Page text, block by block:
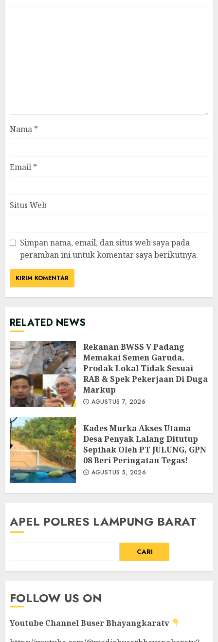
Nama *
Email *
Situs Web
Simpan nama, email, dan situs web saya pada
peramban ini untuk komentar saya berikutnya.
RELATED NEWS
Rekanan BWSS V Padang
Memakai Semen Garuda,
Prodak Lokal Tidak Sesuai
RAB & Spek Pekerjaan Di Duga
Markup
AGUSTUS 7, 2026
Kades Murka Akses Utama
Desa Penyak Lalang Ditutup
Sepihak Oleh PT JULUNG, GPN
08 Beri Peringatan Tegas!
AGUSTUS 5, 2026
APEL POLRES LAMPUNG BARAT
CARI
FOLLOW US ON
Youtube ChannelBuser Bhayangkaratv